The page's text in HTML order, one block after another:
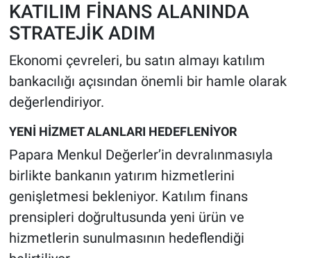
KATILIM FİNANS ALANINDA
STRATEJİK ADIM
Ekonomi çevreleri, bu satın almayı katılım
bankacılığı açısından önemli bir hamle olarak
değerlendiriyor.
YENİ HİZMET ALANLARI HEDEFLENİYOR
Papara Menkul Değerler’in devralınmasıyla
birlikte bankanın yatırım hizmetlerini
genişletmesi bekleniyor. Katılım finans
prensipleri doğrultusunda yeni ürün ve
hizmetlerin sunulmasının hedeflendiği